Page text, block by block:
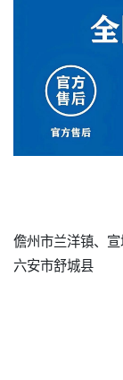
儋州市兰洋镇、
六安市舒城县